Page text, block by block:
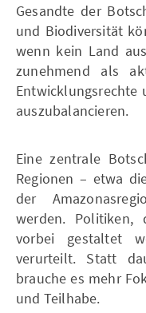
Gesandte der
und Biodiversität
wenn kein Land
zunehmend als
Entwicklungsrechte
auszubalancieren.
Eine zentrale
Regionen – etwa
der
werden. Politiken,
vorbei gestaltet
verurteilt. Statt
brauche es mehr
und Teilhabe.